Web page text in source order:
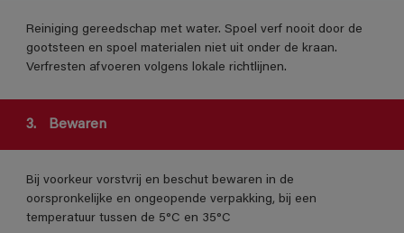
Reiniging gereedschap met water. Spoel verf nooit door de
gootsteen en spoel materialen niet uit onder de kraan.
Verfresten afvoeren volgens lokale richtlijnen.
3. Bewaren
Bij voorkeur vorstvrij en beschut bewaren in de
oorspronkelijke en ongeopende verpakking, bij een
temperatuur tussen de 5°C en 35°C